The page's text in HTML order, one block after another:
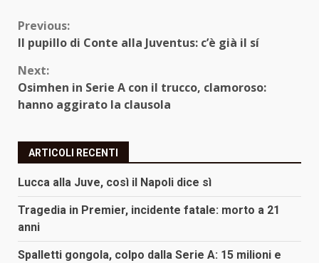
Continue
Reading
Previous:
Il pupillo di Conte alla Juventus: c’è già il sí
Next:
Osimhen in Serie A con il trucco, clamoroso:
hanno aggirato la clausola
ARTICOLI RECENTI
Lucca alla Juve, così il Napoli dice sì
Tragedia in Premier, incidente fatale: morto a 21
anni
Spalletti gongola, colpo dalla Serie A: 15 milioni e